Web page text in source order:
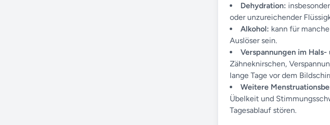
Dehydration:
oder unzureichender
Alkohol: kann für
Auslöser sein.
Verspannungen im
Zähneknirschen,
lange Tage vor dem
Weitere
Übelkeit und
Tagesablauf stören.